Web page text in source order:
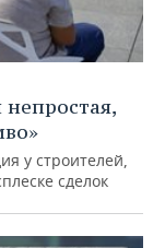
у строителей,
сделок